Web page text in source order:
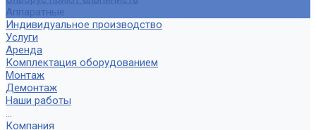
Аппаратные
Индивидуальное производство
Услуги
Аренда
Комплектация оборудованием
Монтаж
Демонтаж
Наши работы
...
Компания